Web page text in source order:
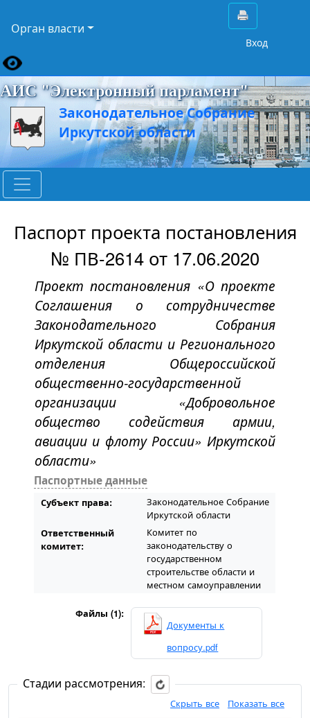
Орган власти
Вход
АИС "Электронный парламент"
Законодательное Собрание
Иркутской области
Паспорт проекта постановления
№ ПВ-2614 от 17.06.2020
Проект постановления «О проекте
Соглашения о сотрудничестве
Законодательного Собрания
Иркутской области и Регионального
отделения Общероссийской
общественно-государственной
организации «Добровольное
общество содействия армии,
авиации и флоту России» Иркутской
области»
Паспортные данные
Субъект права:
Законодательное Собрание
Иркутской области
Ответственный
комитет:
Комитет по
законодательству о
государственном
строительстве области и
местном самоуправлении
Файлы (1):
Документы к
вопросу.pdf
Стадии рассмотрения:
Скрыть все Показать все